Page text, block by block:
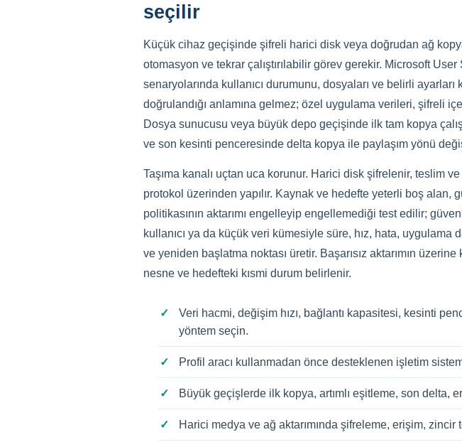
seçilir
Küçük cihaz geçişinde şifreli harici disk veya doğrudan ağ
otomasyon ve tekrar çalıştırılabilir görev gerekir. Microsoft
senaryolarında kullanıcı durumunu, dosyaları ve belirli
doğrulandığı anlamına gelmez; özel uygulama verileri, şifreli
Dosya sunucusu veya büyük depo geçişinde ilk tam kopya
ve son kesinti penceresinde delta kopya ile paylaşım yönü
Taşıma kanalı uçtan uca korunur. Harici disk şifrelenir, teslim
protokol üzerinden yapılır. Kaynak ve hedefte yeterli boş alan,
politikasının aktarımı engelleyip engellemediği test edilir;
kullanıcı ya da küçük veri kümesiyle süre, hız, hata, uygulama
ve yeniden başlatma noktası üretir. Başarısız aktarımın
nesne ve hedefteki kısmi durum belirlenir.
Veri hacmi, değişim hızı, bağlantı kapasitesi, kesinti
yöntem seçin.
Profil aracı kullanmadan önce desteklenen işletim
Büyük geçişlerde ilk kopya, artımlı eşitleme, son delta,
Harici medya ve ağ aktarımında şifreleme, erişim,